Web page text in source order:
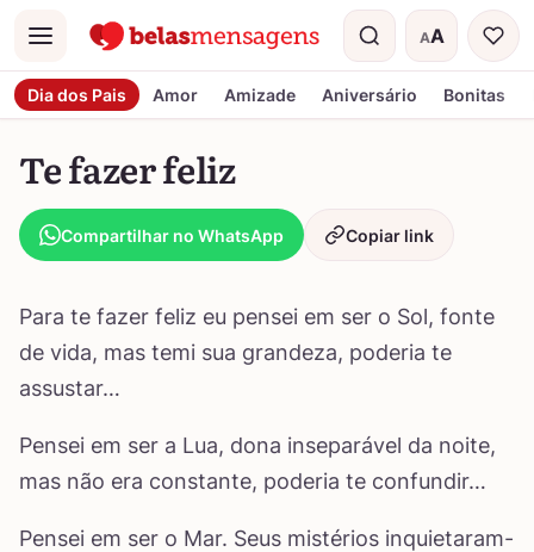
Menu AA
Tamanho do
Dia dos Pais Amor Amizade Aniversário Bonitas
Te fazer feliz
Compartilhar no WhatsApp Copiar link
Para te fazer feliz eu pensei em ser o Sol, fonte
de vida, mas temi sua grandeza, poderia te
assustar…
Pensei em ser a Lua, dona inseparável da noite,
mas não era constante, poderia te confundir…
Pensei em ser o Mar. Seus mistérios inquietaram-